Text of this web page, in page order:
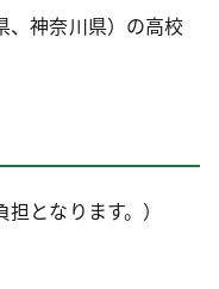
、神奈川県）の高校
となります。）